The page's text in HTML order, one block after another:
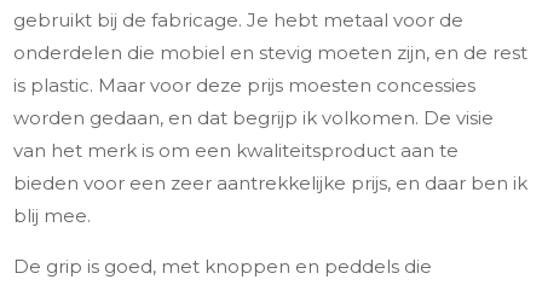
gebruikt bij de fabricage. Je hebt metaal voor de
onderdelen die mobiel en stevig moeten zijn, en de rest
is plastic. Maar voor deze prijs moesten concessies
worden gedaan, en dat begrijp ik volkomen. De visie
van het merk is om een kwaliteitsproduct aan te
bieden voor een zeer aantrekkelijke prijs, en daar ben ik
blij mee.
De grip is goed, met knoppen en peddels die